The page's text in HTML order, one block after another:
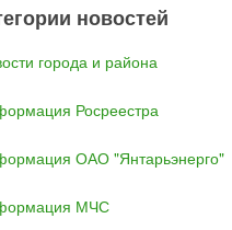
новостей
города и района
Росреестра
ОАО "Янтарьэнерго"
МЧС